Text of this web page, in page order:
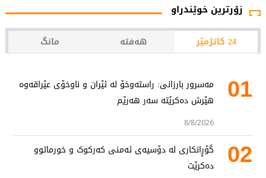
زۆرترین خوێندراو
24 کاتژمێر هەفتە مانگ
01
مەسرور بارزانی: راستەوخۆ لە ئێران و ناوخۆی عێراقەوە
هێرش دەکرێتە سەر هەرێم
8/8/2026
02
گۆڕانکاری لە دۆسیەی ئەمنی کەرکوک و خورماتوو
دەکرێت